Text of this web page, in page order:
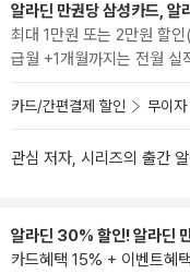
알라딘 만권당 삼성카드, 알
최대 1만원 또는 2만원 할
급월 +1개월까지는 전월 실
카드/간편결제 할인 무이
관심 저자, 시리즈의 출간
알라딘 30% 할인! 알라딘
카드혜택 15% + 이벤트혜